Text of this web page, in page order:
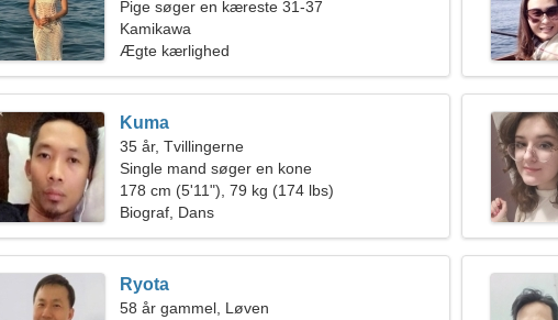
Pige søger en kæreste 31-37
Kamikawa
Ægte kærlighed
Kuma
35 år, Tvillingerne
Single mand søger en kone
178 cm (5'11"), 79 kg (174 lbs)
Biograf, Dans
Ryota
58 år gammel, Løven